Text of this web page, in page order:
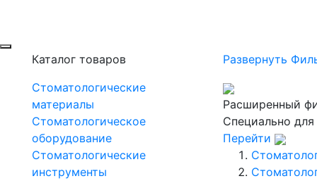
Каталог товаров
Стоматологические
материалы
Стоматологическое
оборудование
Стоматологические
инструменты
Развернуть
Расширенный
Специально
Перейти